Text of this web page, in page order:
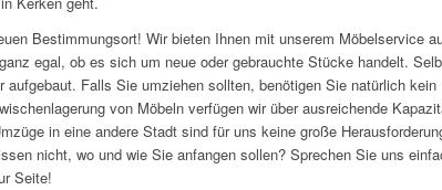
Bestimmungsort! Wir bieten Ihnen mit unserem Möbelservice
egal, ob es sich um neue oder gebrauchte Stücke handelt.
Falls Sie umziehen sollten, benötigen Sie natürlich kein
von Möbeln verfügen wir über ausreichende
in eine andere Stadt sind für uns keine große
nicht, wo und wie Sie anfangen sollen? Sprechen Sie uns
Seite!